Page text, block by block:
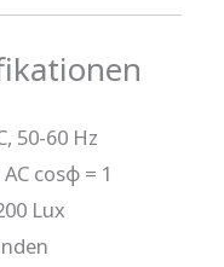
50-60 Hz
cosφ = 1
Lux